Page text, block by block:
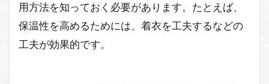
用方法を知っておく必要があります。たとえば、
保温性を高めるためには、着衣を工夫するなどの
工夫が効果的です。